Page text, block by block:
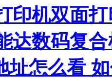
印机双面
达数码复
址怎么看